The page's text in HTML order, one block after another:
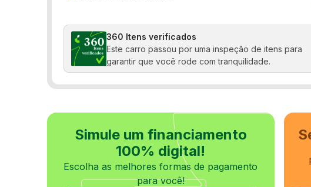
Rodas de liga leve
Sensor de estacionamento
Travas elétricas
360 Itens verificados
Este carro passou por uma inspeção de itens para
garantir que você rode com tranquilidade.
Simule um financiamento
100% digital!
Escolha as melhores formas de pagamento
para você!